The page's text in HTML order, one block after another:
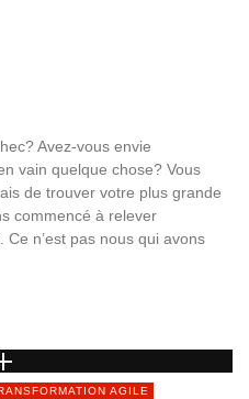
Avez-vous envie
vain quelque chose? Vous
de trouver votre plus grande
commencé à relever
n’est pas nous qui avons
AGILE